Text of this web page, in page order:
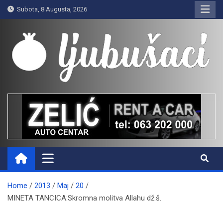
Skip
to
content
Subota, 8 Augusta, 2026
Ljubušaci
Svom voljenom gradu
Home 2013 Maj
20
MINETA TANCICA:Skromna molitva Allahu dž.š.